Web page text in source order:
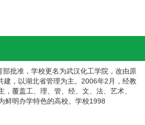
批准，学校更名为武汉化工学院，改由原
，以湖北省管理为主。2006年2月，经教
覆盖工、理、管、经、文、法、艺术、
鲜明办学特色的高校。学校1998